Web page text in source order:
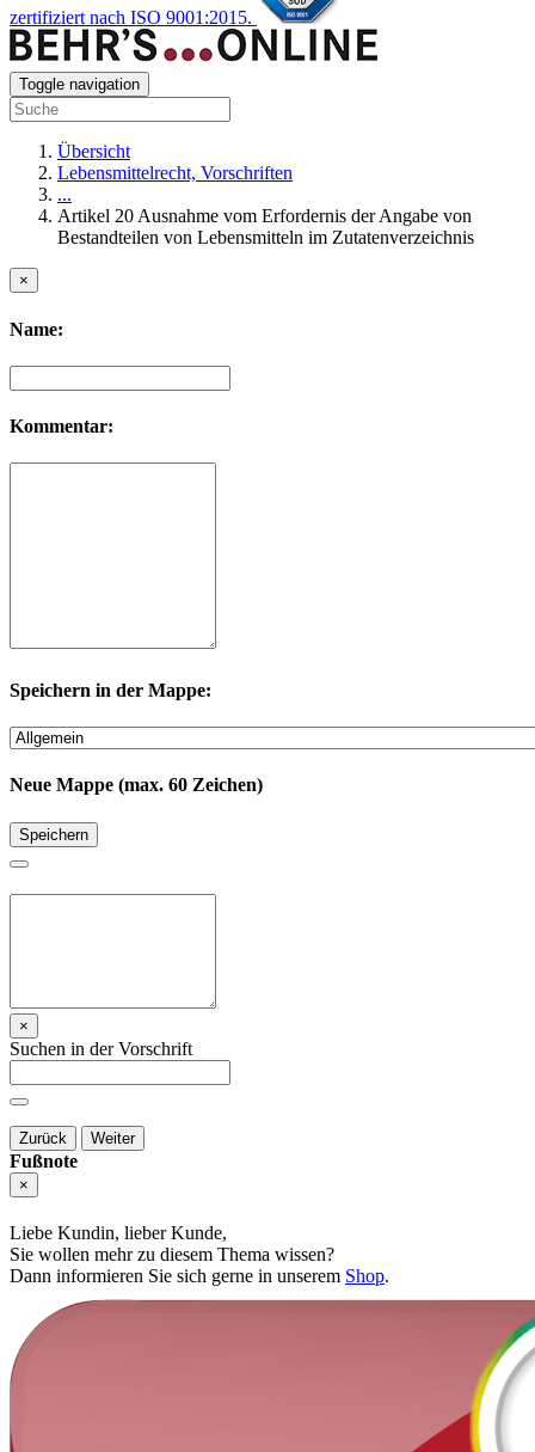
zertifiziert nach ISO 9001:2015.
Toggle navigation
Übersicht
Lebensmittelrecht, Vorschriften
...
Artikel 20 Ausnahme vom Erfordernis der Angabe von
Bestandteilen von Lebensmitteln im Zutatenverzeichnis
×
Name:
Kommentar:
Speichern in der Mappe:
Neue Mappe (max. 60 Zeichen)
Speichern
×
Suchen in der Vorschrift
Zurück Weiter
Fußnote
×
Liebe Kundin, lieber Kunde,
Sie wollen mehr zu diesem Thema wissen?
Dann informieren Sie sich gerne in unserem Shop.